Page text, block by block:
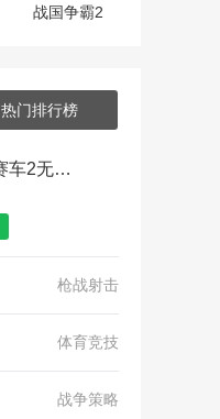
战国争霸2
热门排行榜
暴爽疯狂赛车2无限金币
枪战射击
体育竞技
战争策略